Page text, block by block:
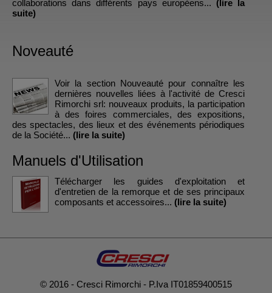
collaborations dans différents pays européens... (lire la
suite)
Noveauté
Voir la section Nouveauté pour connaître les
dernières nouvelles liées à l'activité de Cresci
Rimorchi srl: nouveaux produits, la participation
à des foires commerciales, des expositions,
des spectacles, des lieux et des événements périodiques
de la Société... (lire la suite)
Manuels d'Utilisation
Télécharger les guides d'exploitation et
d'entretien de la remorque et de ses principaux
composants et accessoires... (lire la suite)
© 2016 - Cresci Rimorchi - P.Iva IT01859400515